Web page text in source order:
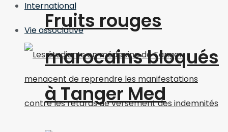
International
Vie associative
Fruits rouges
marocains bloqués
à Tanger Med